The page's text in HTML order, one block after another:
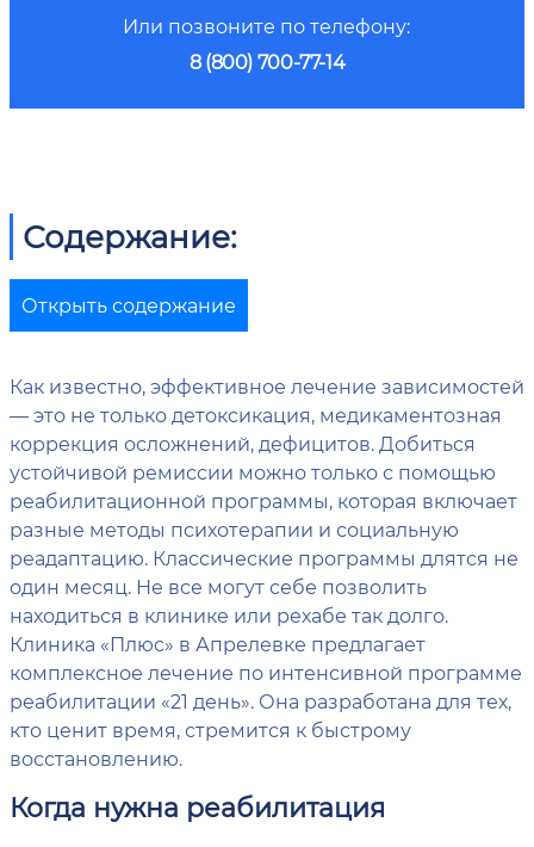
Или позвоните по телефону:
8 (800) 700-77-14
Содержание:
Открыть содержание
Как известно, эффективное лечение зависимостей
— это не только детоксикация, медикаментозная
коррекция осложнений, дефицитов. Добиться
устойчивой ремиссии можно только с помощью
реабилитационной программы, которая включает
разные методы психотерапии и социальную
реадаптацию. Классические программы длятся не
один месяц. Не все могут себе позволить
находиться в клинике или рехабе так долго.
Клиника «Плюс» в Апрелевке предлагает
комплексное лечение по интенсивной программе
реабилитации «21 день». Она разработана для тех,
кто ценит время, стремится к быстрому
восстановлению.
Когда нужна реабилитация